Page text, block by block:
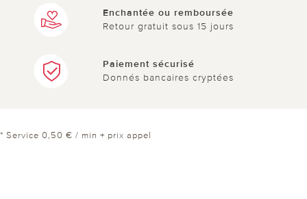
Enchantée ou remboursée
Retour gratuit sous 15 jours
Paiement sécurisé
Donnés bancaires cryptées
* Service 0,50 € / min + prix appel